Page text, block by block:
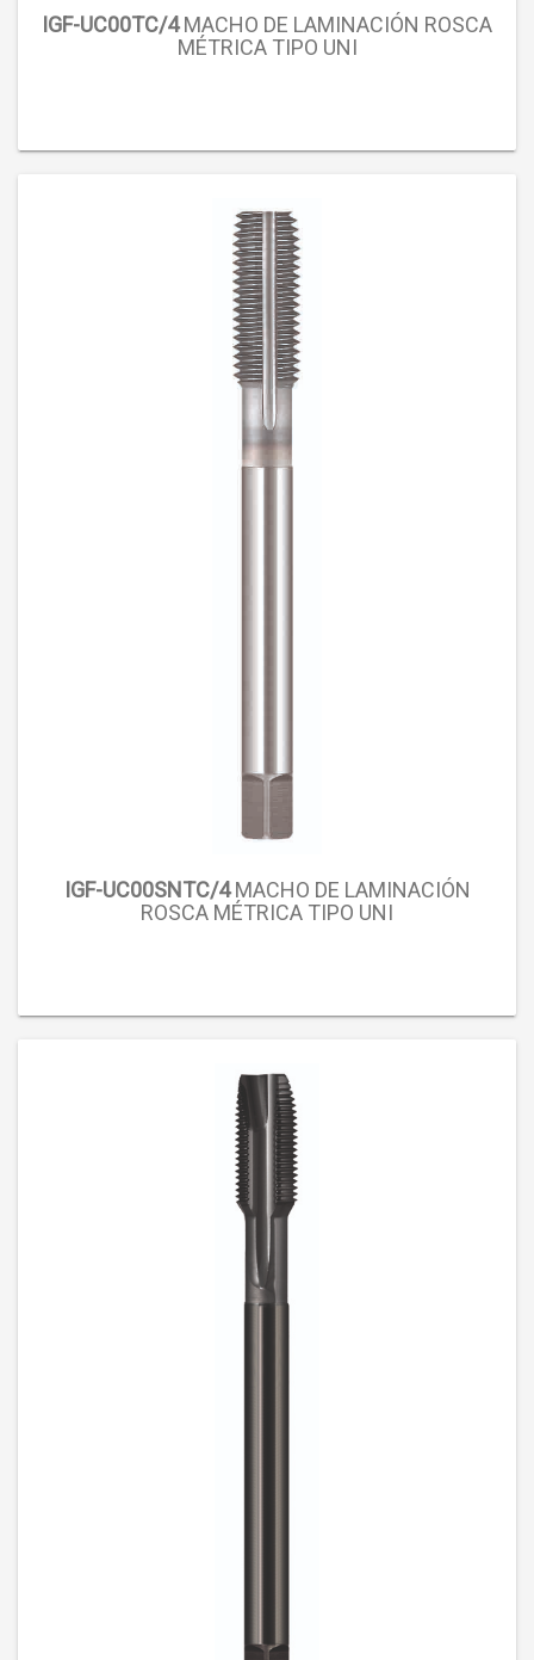
IGF-UC00TC/4MACHO DE LAMINACIÓN ROSCA
MÉTRICA TIPO UNI
IGF-UC00SNTC/4MACHO DE LAMINACIÓN
ROSCA MÉTRICA TIPO UNI